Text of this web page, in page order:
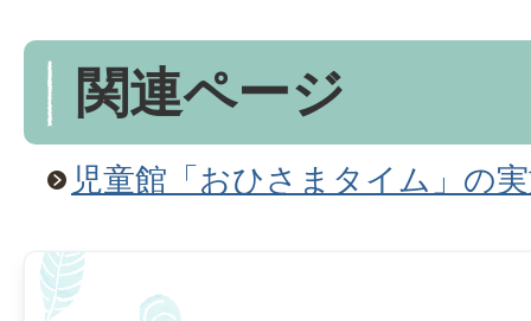
関連ページ
児童館「おひさまタイム」の